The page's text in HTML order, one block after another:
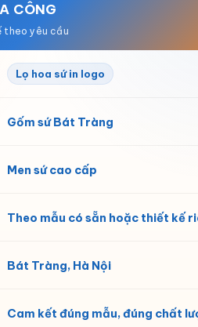
CÔNG
Lọ hoa sứ in logo
Gốm sứ Bát Tràng
Men sứ cao cấp
Theo mẫu có sẵn hoặc thiết kế
Bát Tràng, Hà Nội
Cam kết đúng mẫu, đúng chất